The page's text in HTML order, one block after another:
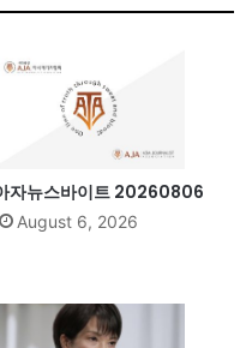
자뉴스바이트 20260806
August 6, 2026